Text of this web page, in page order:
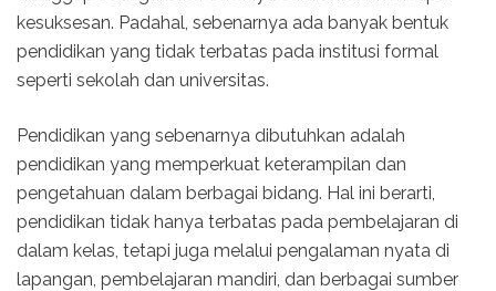
kesuksesan. Padahal, sebenarnya ada banyak bentuk
pendidikan yang tidak terbatas pada institusi formal
seperti sekolah dan universitas.
Pendidikan yang sebenarnya dibutuhkan adalah
pendidikan yang memperkuat keterampilan dan
pengetahuan dalam berbagai bidang. Hal ini berarti,
pendidikan tidak hanya terbatas pada pembelajaran di
dalam kelas, tetapi juga melalui pengalaman nyata di
lapangan, pembelajaran mandiri, dan berbagai sumber